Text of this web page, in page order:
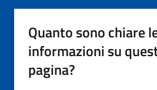
Quanto sono chiare
informazioni su
pagina?